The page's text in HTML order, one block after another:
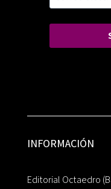
INFORMACIÓN
Editorial Octaedro